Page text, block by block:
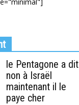
le Pentagone a dit
non à Israël
maintenant il le
paye cher